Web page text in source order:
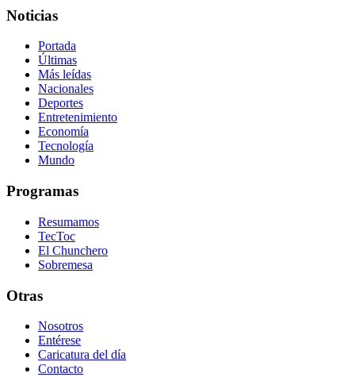
Noticias
Portada
Últimas
Más leídas
Nacionales
Deportes
Entretenimiento
Economía
Tecnología
Mundo
Programas
Resumamos
TecToc
El Chunchero
Sobremesa
Otras
Nosotros
Entérese
Caricatura del día
Contacto